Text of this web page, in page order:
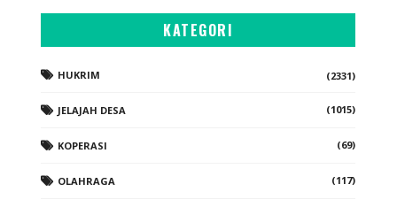
KATEGORI
HUKRIM (2331)
JELAJAH DESA (1015)
KOPERASI (69)
OLAHRAGA (117)